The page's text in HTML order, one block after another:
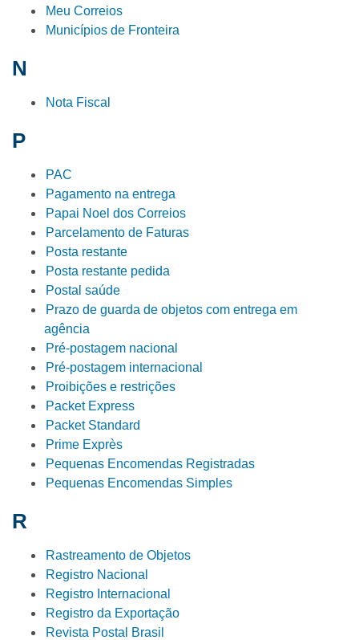
Meu Correios
Municípios de Fronteira
N
Nota Fiscal
P
PAC
Pagamento na entrega
Papai Noel dos Correios
Parcelamento de Faturas
Posta restante
Posta restante pedida
Postal saúde
Prazo de guarda de objetos com entrega em
agência
Pré-postagem nacional
Pré-postagem internacional
Proibições e restrições
Packet Express
Packet Standard
Prime Exprès
Pequenas Encomendas Registradas
Pequenas Encomendas Simples
R
Rastreamento de Objetos
Registro Nacional
Registro Internacional
Registro da Exportação
Revista Postal Brasil